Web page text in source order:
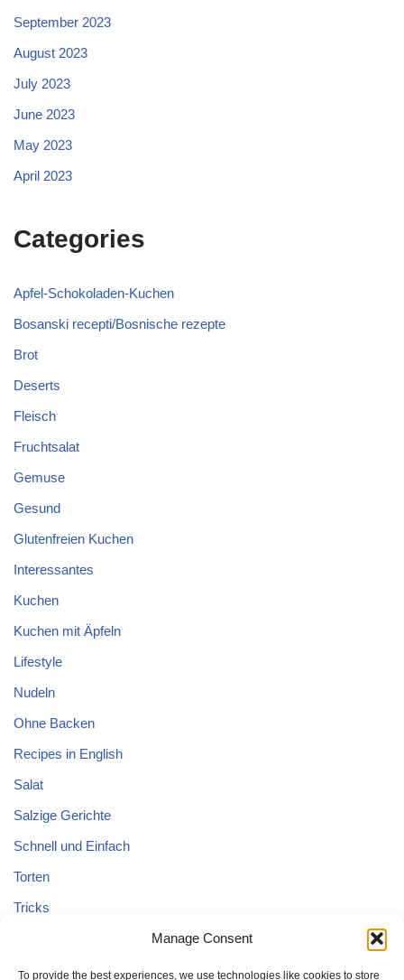
Manage Consent
To provide the best experiences, we use technologies like cookies to store
September 2023
August 2023
July 2023
June 2023
May 2023
April 2023
Categories
Apfel-Schokoladen-Kuchen
Bosanski recepti/Bosnische rezepte
Brot
Deserts
Fleisch
Fruchtsalat
Gemuse
Gesund
Glutenfreien Kuchen
Interessantes
Kuchen
Kuchen mit Äpfeln
Lifestyle
Nudeln
Ohne Backen
Recipes in English
Salat
Salzige Gerichte
Schnell und Einfach
Torten
Tricks
Uncategorized